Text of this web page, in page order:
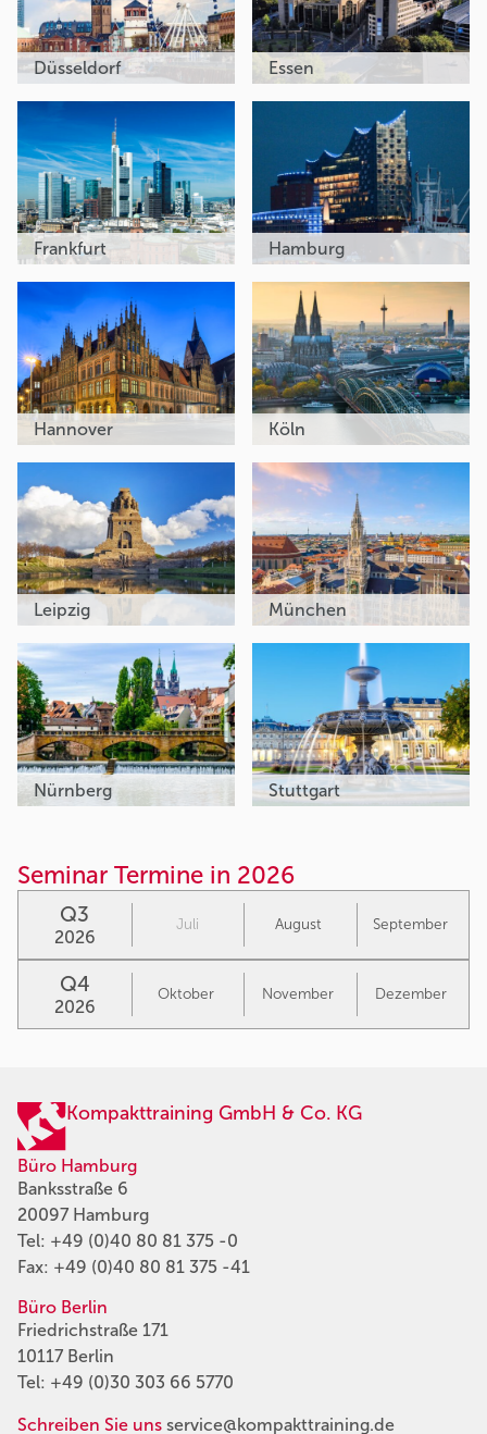
Düsseldorf Essen
Frankfurt Hamburg
Hannover Köln
Leipzig München
Nürnberg Stuttgart
Seminar Termine in 2026
Q3
2026
Juli August September
Q4
2026
Oktober November Dezember
Kompakttraining GmbH & Co. KG
Büro Hamburg
Banksstraße 6
20097 Hamburg
Tel: +49 (0)40 80 81 375 -0
Fax: +49 (0)40 80 81 375 -41
Büro Berlin
Friedrichstraße 171
10117 Berlin
Tel: +49 (0)30 303 66 5770
Schreiben Sie uns service@kompakttraining.de